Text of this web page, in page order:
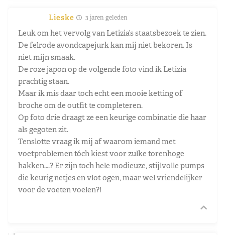
Lieske 3 jaren geleden
Leuk om het vervolg van Letizia’s staatsbezoek te zien.
De felrode avondcapejurk kan mij niet bekoren. Is
niet mijn smaak.
De roze japon op de volgende foto vind ik Letizia
prachtig staan.
Maar ik mis daar toch echt een mooie ketting of
broche om de outfit te completeren.
Op foto drie draagt ze een keurige combinatie die haar
als gegoten zit.
Tenslotte vraag ik mij af waarom iemand met
voetproblemen tóch kiest voor zulke torenhoge
hakken….? Er zijn toch hele modieuze, stijlvolle pumps
die keurig netjes en vlot ogen, maar wel vriendelijker
voor de voeten voelen?!